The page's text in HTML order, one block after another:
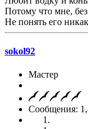
Потому что мне,
Не понять его
sokol92
Мастер
Сообщения: